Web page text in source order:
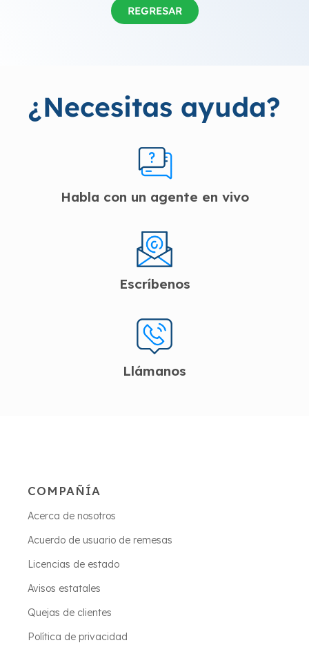
REGRESAR
¿Necesitas ayuda?
Habla con un agente en vivo
Escríbenos
Llámanos
COMPAÑÍA
Acerca de nosotros
Acuerdo de usuario de remesas
Licencias de estado
Avisos estatales
Quejas de clientes
Política de privacidad